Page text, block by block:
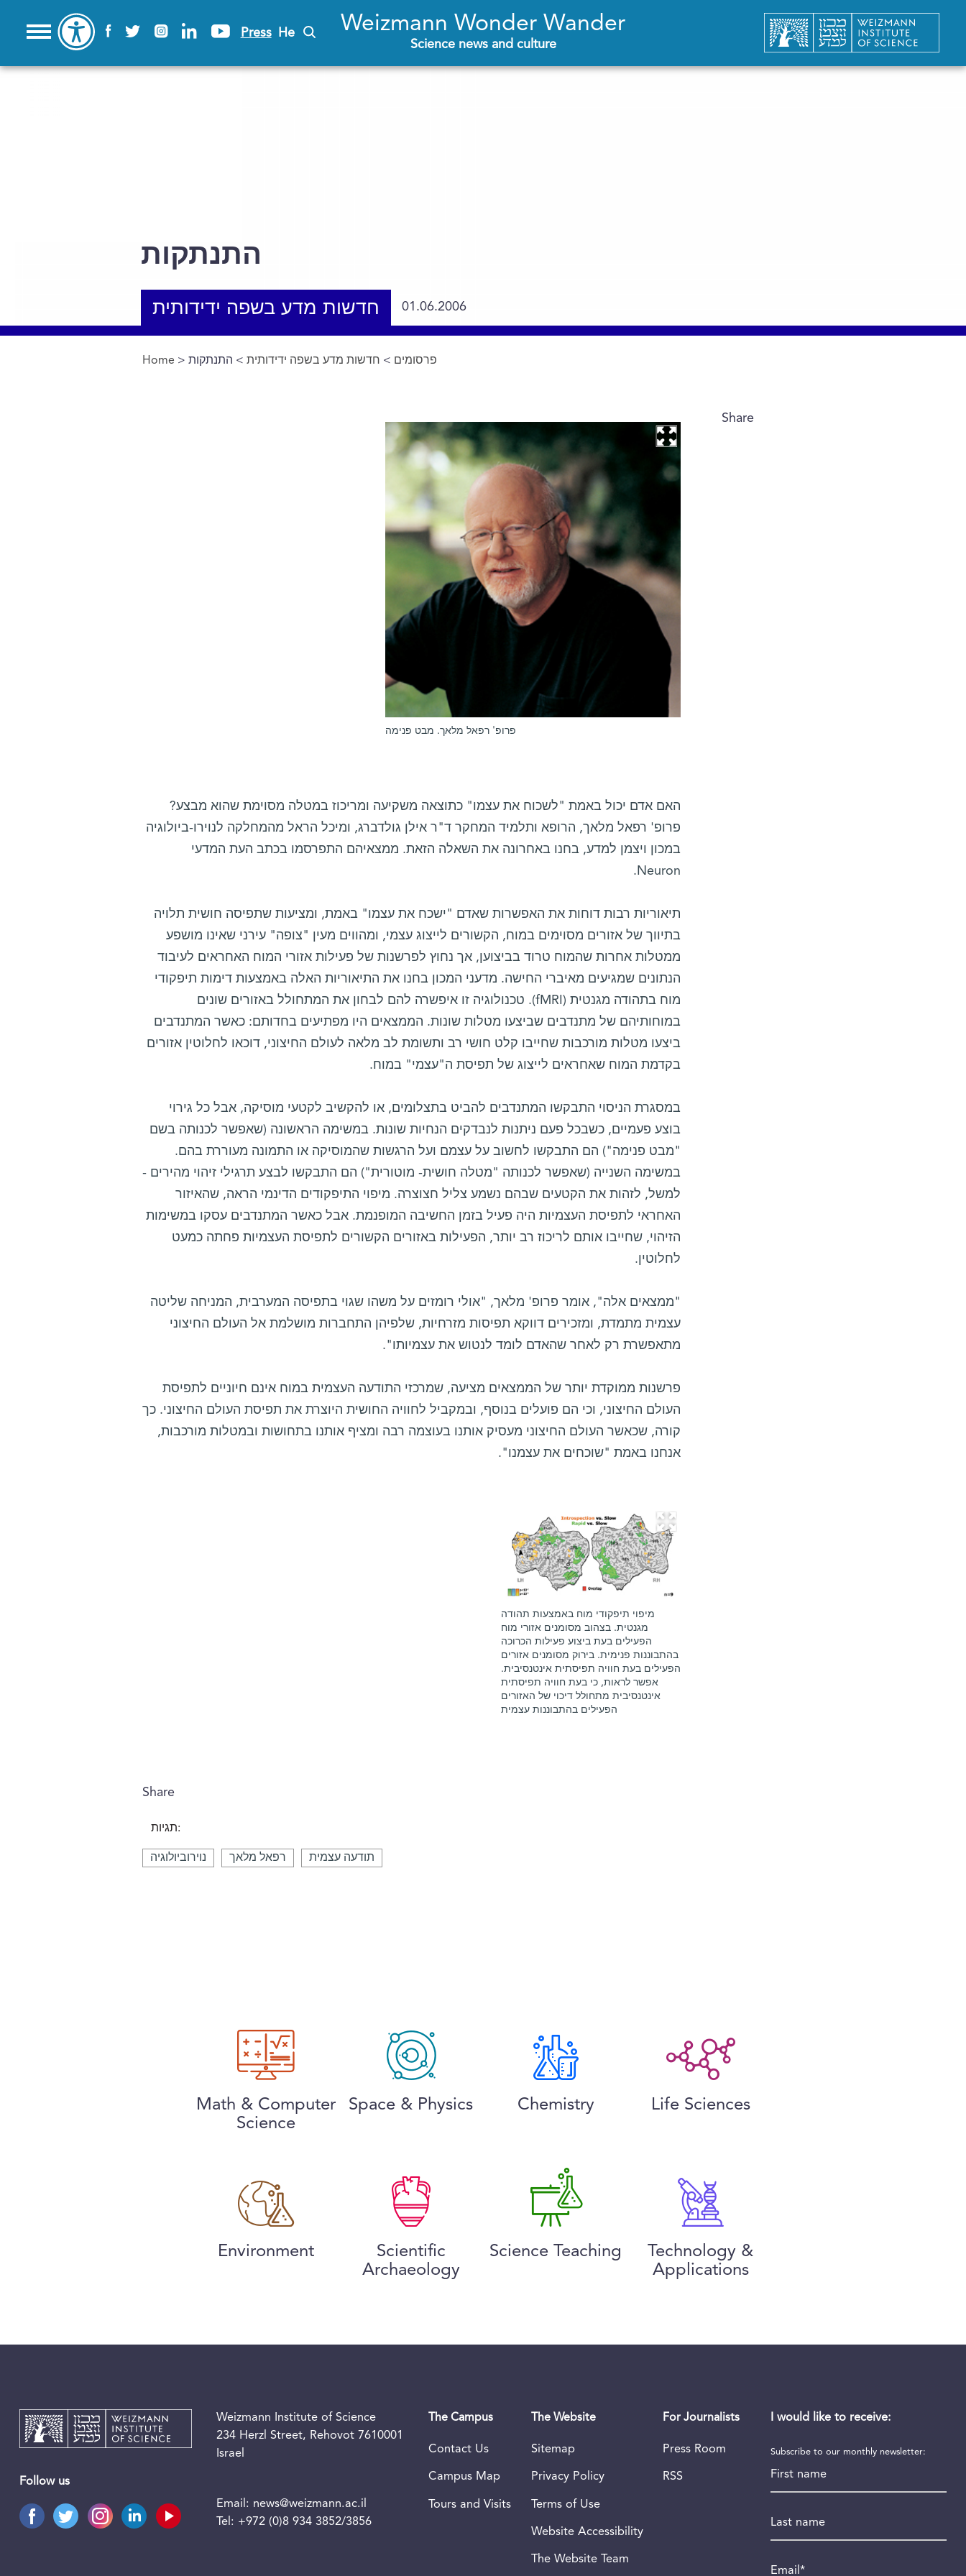
Press He Weizmann Wonder Wander
Science news and culture
התנתקות
חדשות מדע בשפה ידידותית 01.06.2006
You are here
Home > פרסומים > חדשות מדע בשפה ידידותית> התנתקות
Share
פרופ' רפאל מלאך. מבט פנימה
האם אדם יכול באמת "לשכוח את עצמו" כתוצאה משקיעה ומריכוז במטלה מסוימת שהוא מבצע?
פרופ' רפאל מלאך, הרופא ותלמיד המחקר ד"ר אילן גולדברג, ומיכל הראל מהמחלקה לנוירו-ביולוגיה
במכון ויצמן למדע, בחנו באחרונה את השאלה הזאת. ממצאיהם התפרסמו בכתב העת המדעי
Neuron.
תיאוריות רבות דוחות את האפשרות שאדם "ישכח את עצמו" באמת, ומציעות שתפיסה חושית תלויה
בתיווך של אזורים מסוימים במוח, הקשורים לייצוג עצמי, ומהווים מעין "צופה" עירני שאינו מושפע
ממטלות אחרות שהמוח טרוד בביצוען, אך נחוץ לפרשנות של פעילות אזורי המוח האחראים לעיבוד
הנתונים שמגיעים מאיברי החישה. מדעני המכון בחנו את התיאוריות האלה באמצעות דימות תיפקודי
מוח בתהודה מגנטית (fMRI). טכנולוגיה זו איפשרה להם לבחון את המתחולל באזורים שונים
במוחותיהם של מתנדבים שביצעו מטלות שונות. הממצאים היו מפתיעים בחדותם: כאשר המתנדבים
ביצעו מטלות מורכבות שחייבו קלט חושי רב ותשומת לב מלאה לעולם החיצוני, דוכאו לחלוטין אזורים
בקדמת המוח שאחראים לייצוג של תפיסת ה"עצמי" במוח.
במסגרת הניסוי התבקשו המתנדבים להביט בתצלומים, או להקשיב לקטעי מוסיקה, אבל כל גירוי
בוצע פעמיים, כשבכל פעם ניתנות לנבדקים הנחיות שונות. במשימה הראשונה (שאפשר לכנותה בשם
"מבט פנימה") הם התבקשו לחשוב על עצמם ועל הרגשות שהמוסיקה או התמונה מעוררת בהם.
במשימה השנייה (שאפשר לכנותה "מטלה חושית- מוטורית") הם התבקשו לבצע תרגילי זיהוי מהירים -
למשל, לזהות את הקטעים שבהם נשמע צליל חצוצרה. מיפוי התיפקודים הדינמי הראה, שהאיזור
האחראי לתפיסת העצמיות היה פעיל בזמן החשיבה המופנמת. אבל כאשר המתנדבים עסקו במשימות
הזיהוי, שחייבו אותם לריכוז רב יותר, הפעילות באזורים הקשורים לתפיסת העצמיות פחתה כמעט
לחלוטין.
"ממצאים אלה", אומר פרופ' מלאך, "אולי רומזים על משהו שגוי בתפיסה המערבית, המניחה שליטה
עצמית מתמדת, ומזכירים דווקא תפיסות מזרחיות, שלפיהן התחברות מושלמת אל העולם החיצוני
מתאפשרת רק לאחר שהאדם לומד לנטוש את עצמיותו".
פרשנות ממוקדת יותר של הממצאים מציעה, שמרכזי התודעה העצמית במוח אינם חיוניים לתפיסת
העולם החיצוני, וכי הם פועלים בנוסף, ובמקביל לחוויה החושית היוצרת את תפיסת העולם החיצוני. כך
קורה, שכאשר העולם החיצוני מעסיק אותנו בעוצמה רבה ומציף אותנו בתחושות ובמטלות מורכבות,
אנחנו באמת "שוכחים את עצמנו".
מיפוי תיפקודי מוח באמצעות תהודה
מגנטית. בצהוב מסומנים אזורי מוח
הפעילים בעת ביצוע פעילות הכרוכה
בהתבוננות פנימית. בירוק מסומנים אזורים
הפעילים בעת חוויה תפיסתית אינטנסיבית.
אפשר לראות, כי בעת חוויה תפיסתית
אינטנסיבית מתחולל דיכוי של האזורים
הפעילים בהתבוננות עצמית
Share
תגיות:
נוירוביולוגיה רפאל מלאך תודעה עצמית
Math & Computer
Science
Space & Physics Chemistry Life Sciences
Environment
Scientific
Archaeology
Science Teaching
Technology &
Applications
Follow us
Weizmann Institute of Science
234 Herzl Street, Rehovot 7610001
Israel
Email: news@weizmann.ac.il
Tel: +972 (0)8 934 3852/3856
The Campus
Contact Us
Campus Map
Tours and Visits
The Website
Sitemap
Privacy Policy
Terms of Use
Website Accessibility
The Website Team
For Journalists
Press Room
RSS
I would like to receive:
Subscribe to our monthly newsletter: